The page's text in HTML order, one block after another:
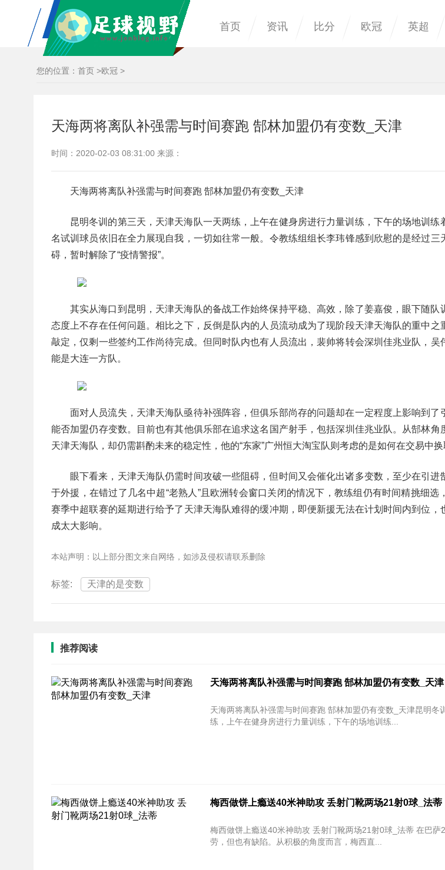
首页 资讯 比分 欧冠 英超
您的位置： 首页 >欧冠 >
天海两将离队补强需与时间赛跑 郜林加盟仍有变数_天津
时间：2020-02-03 08:31:00 来源：
天海两将离队补强需与时间赛跑 郜林加盟仍有变数_天津
昆明冬训的第三天，天津天海队一天两练，上午在健身房进行力量训练，下午的场地训练
名试训球员依旧在全力展现自我，一切如往常一般。令教练组组长李玮锋感到欣慰的是经过三
碍，暂时解除了“疫情警报”。
其实从海口到昆明，天津天海队的备战工作始终保持平稳、高效，除了姜嘉俊，眼下随队
态度上不存在任何问题。相比之下，反倒是队内的人员流动成为了现阶段天津天海队的重中之
敲定，仅剩一些签约工作尚待完成。但同时队内也有人员流出，裴帅将转会深圳佳兆业队，吴
能是大连一方队。
面对人员流失，天津天海队亟待补强阵容，但俱乐部尚存的问题却在一定程度上影响到了
能否加盟仍存变数。目前也有其他俱乐部在追求这名国产射手，包括深圳佳兆业队。从郜林角
天津天海队，却仍需斟酌未来的稳定性，他的“东家”广州恒大淘宝队则考虑的是如何在交易中换
眼下看来，天津天海队仍需时间攻破一些阻碍，但时间又会催化出诸多变数，至少在引进
于外援，在错过了几名中超“老熟人”且欧洲转会窗口关闭的情况下，教练组仍有时间精挑细选
赛季中超联赛的延期进行给予了天津天海队难得的缓冲期，即便新援无法在计划时间内到位，
成太大影响。
本站声明：以上部分图文来自网络，如涉及侵权请联系删除
标签: 天津的是变数
推荐阅读
天海两将离队补强需与时间赛跑 郜林加盟仍有变数_天津
天海两将离队补强需与时间赛跑 郜林加盟仍有变数_天津昆明冬
练，上午在健身房进行力量训练，下午的场地训练...
梅西做饼上瘾送40米神助攻 丢射门靴两场21射0球_法蒂
梅西做饼上瘾送40米神助攻 丢射门靴两场21射0球_法蒂 在巴萨2-1小胜莱万特之战中，梅西有功
劳，但也有缺陷。从积极的角度而言，梅西直...